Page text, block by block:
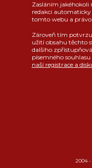
Zasláním jakéhokoli
redakci
tomto webu a
Zároveň tím
užití obsahu těchto
dalšího
písemného
naší registrace a
2004